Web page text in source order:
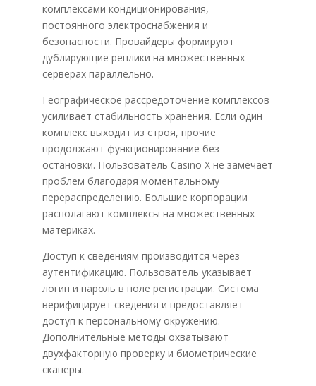
комплексами кондиционирования,
постоянного электроснабжения и
безопасности. Провайдеры формируют
дублирующие реплики на множественных
серверах параллельно.
Географическое рассредоточение комплексов
усиливает стабильность хранения. Если один
комплекс выходит из строя, прочие
продолжают функционирование без
остановки. Пользователь Casino X не замечает
проблем благодаря моментальному
перераспределению. Большие корпорации
располагают комплексы на множественных
материках.
Доступ к сведениям производится через
аутентификацию. Пользователь указывает
логин и пароль в поле регистрации. Система
верифицирует сведения и предоставляет
доступ к персональному окружению.
Дополнительные методы охватывают
двухфакторную проверку и биометрические
сканеры.